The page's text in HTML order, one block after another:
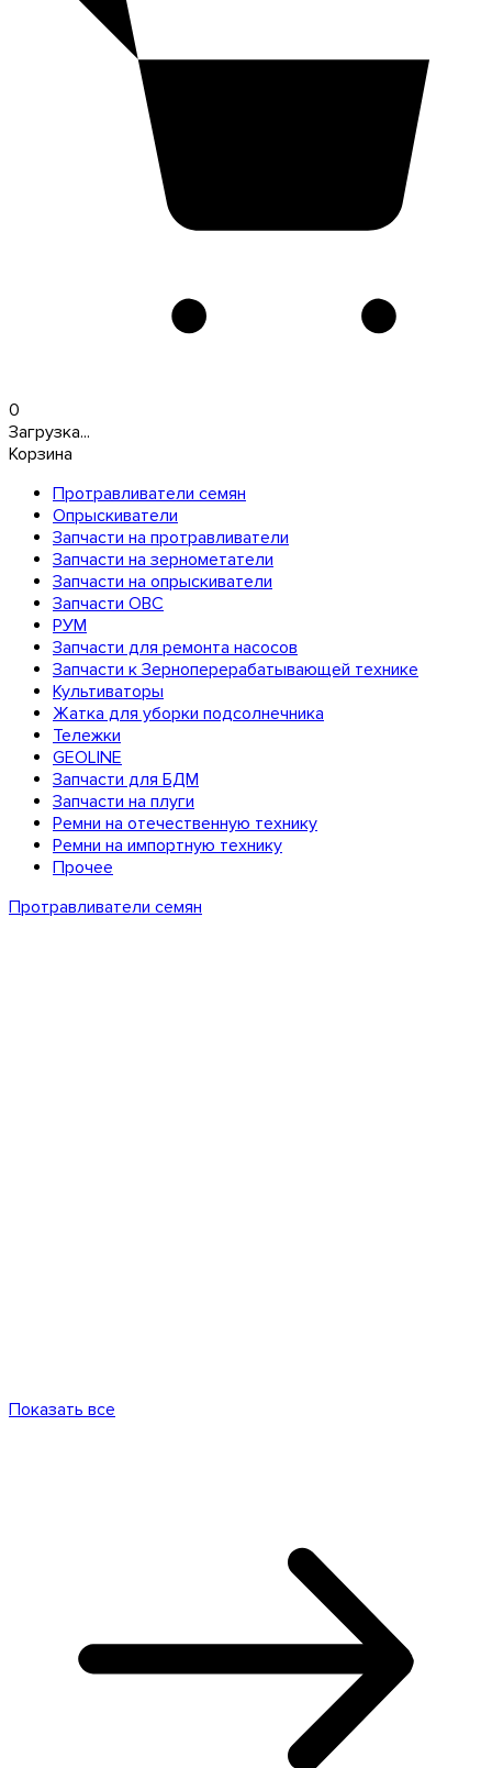
0
Загрузка...
Корзина
Протравливатели семян
Опрыскиватели
Запчасти на протравливатели
Запчасти на зернометатели
Запчасти на опрыскиватели
Запчасти ОВС
РУМ
Запчасти для ремонта насосов
Запчасти к Зерноперерабатывающей технике
Культиваторы
Жатка для уборки подсолнечника
Тележки
GEOLINE
Запчасти для БДМ
Запчасти на плуги
Ремни на отечественную технику
Ремни на импортную технику
Прочее
Протравливатели семян
Показать все